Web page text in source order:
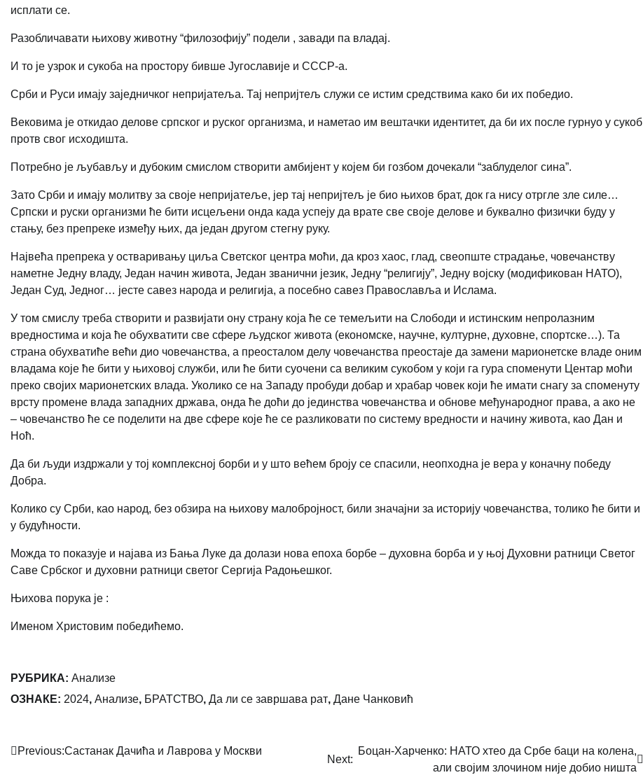
исплати се.
Разобличавати њихову животну “филозофију” подели , завади па владај.
И то је узрок и сукоба на простору бивше Југославије и СССР-а.
Срби и Руси имају заједничког непријатеља. Тај непријтељ служи се истим средствима како би их победио.
Вековима је откидао делове српског и руског организма, и наметао им вештачки идентитет, да би их после гурнуо у сукоб
протв свог исходишта.
Потребно је љубављу и дубоким смислом створити амбијент у којем би гозбом дочекали “заблуделог сина”.
Зато Срби и имају молитву за своје непријатеље, јер тај непријтељ је био њихов брат, док га нису отргле зле силе…
Српски и руски организми ће бити исцељени онда када успеју да врате све своје делове и буквално физички буду у
стању, без препреке између њих, да један другом стегну руку.
Највећа препрека у остваривању циља Светског центра моћи, да кроз хаос, глад, свеопште страдање, човечанству
наметне Једну владу, Један начин живота, Један званични језик, Једну “религију”, Једну војску (модификован НАТО),
Један Суд, Једног… јесте савез народа и религија, а посебно савез Православља и Ислама.
У том смислу треба створити и развијати ону страну која ће се темељити на Слободи и истинским непролазним
вредностима и која ће обухватити све сфере људског живота (економске, научне, културне, духовне, спортске…). Та
страна обухватиће већи дио човечанства, а преосталом делу човечанства преостаје да замени марионетске владе оним
владама које ће бити у њиховој служби, или ће бити суочени са великим сукобом у који га гура споменути Центар моћи
преко својих марионетских влада. Уколико се на Западу пробуди добар и храбар човек који ће имати снагу за споменуту
врсту промене влада западних држава, онда ће доћи до јединства човечанства и обнове међународног права, а ако не
– човечанство ће се поделити на две сфере које ће се разликовати по систему вредности и начину живота, као Дан и
Ноћ.
Да би људи издржали у тој комплексној борби и у што већем броју се спасили, неопходна је вера у коначну победу
Добра.
Колико су Срби, као народ, без обзира на њихову малобројност, били значајни за историју човечанства, толико ће бити и
у будућности.
Можда то показује и најава из Бања Луке да долази нова епоха борбе – духовна борба и у њој Духовни ратници Светог
Саве Србског и духовни ратници светог Сергија Радоњешког.
Њихова порука је :
Именом Христовим победићемо.
РУБРИКА: Анализе
ОЗНАКЕ: 2024, Анализе, БРАТСТВО, Да ли се завршава рат, Дане Чанковић
Post
Previous:Састанак Дачића и Лаврова у Москви
Next:
Боцан-Харченко: НАТО хтео да Србе баци на колена,
али својим злочином није добио ништа